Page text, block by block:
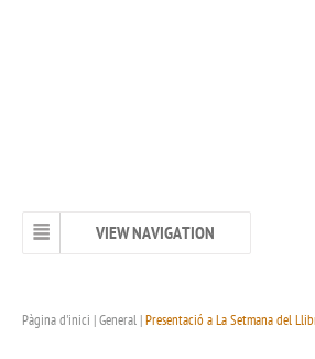
VIEW NAVIGATION
Pàgina d'inici |General |Presentació a La Setmana del